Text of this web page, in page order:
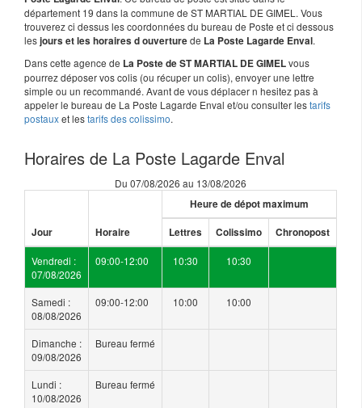
département 19 dans la commune de ST MARTIAL DE GIMEL. Vous
trouverez ci dessus les coordonnées du bureau de Poste et ci dessous
lesjours et les horaires d ouverturede La Poste Lagarde Enval.
Dans cette agence de La Poste de ST MARTIAL DE GIMELvous
pourrez déposer vos colis (ou récuper un colis), envoyer une lettre
simple ou un recommandé. Avant de vous déplacer n hesitez pas à
appeler le bureau de La Poste Lagarde Enval et/ou consulter lestarifs
postauxet lestarifs des colissimo.
Horaires de La Poste Lagarde Enval
Du 07/08/2026 au 13/08/2026
Jour Horaire
Heure de dépot maximum
Lettres Colissimo Chronopost
Vendredi :
07/08/2026
09:00-12:00 10:30 10:30
Samedi :
08/08/2026
09:00-12:00 10:00 10:00
Dimanche :
09/08/2026
Bureau fermé
Lundi :
10/08/2026
Bureau fermé